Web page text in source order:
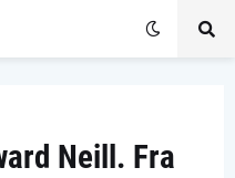
Neill. Fra